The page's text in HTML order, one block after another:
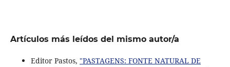
Artículos más leídos del mismo autor/a
Editor Pastos, "PASTAGENS: FONTE NATURAL DE